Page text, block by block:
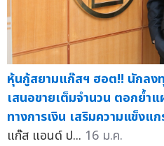
หุ้นกู้สยามแก๊สฯ ฮอต!! นักลง
เสนอขายเต็มจำนวน ตอกย้ำ
ทางการเงิน เสริมความแข็งแก
แก๊ส แอนด์ ป... 16 ม.ค.